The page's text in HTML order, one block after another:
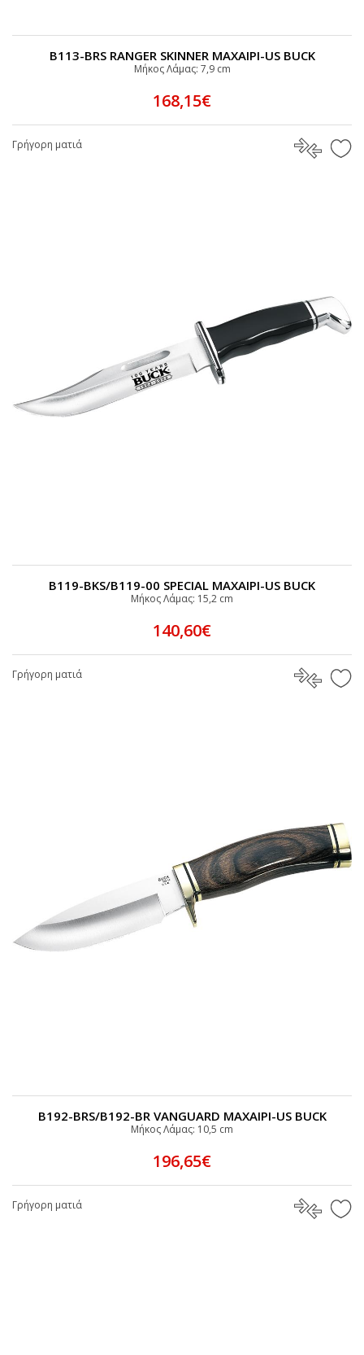
B113-BRS RANGER SKINNER MAΧΑΙΡΙ-US BUCK
Μήκος Λάμας: 7,9 cm
168,15€
Γρήγορη ματιά
B119-BKS/B119-00 SPECIAL ΜΑΧΑΙΡΙ-US BUCK
Μήκος Λάμας: 15,2 cm
140,60€
Γρήγορη ματιά
B192-BRS/B192-BR VANGUARD MAXAIΡI-US BUCK
Μήκος Λάμας: 10,5 cm
196,65€
Γρήγορη ματιά